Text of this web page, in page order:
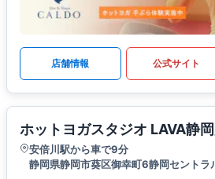
店舗情報 公式サイト
ホットヨガスタジオ LAVA静
安倍川駅から車で9分
静岡県静岡市葵区御幸町6静岡セントラ